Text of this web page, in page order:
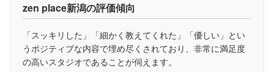
zen place新潟の評価傾向
「スッキリした」「細かく教えてくれた」「優しい」とい
うポジティブな内容で埋め尽くされており、非常に満足度
の高いスタジオであることが伺えます。